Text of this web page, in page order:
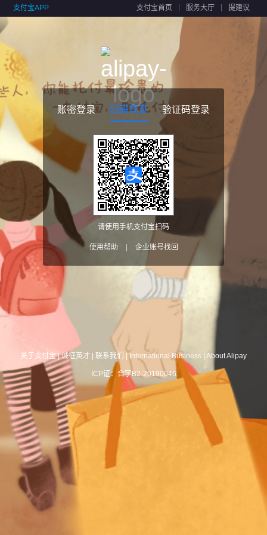
支付宝APP 支付宝首页 服务大厅 提建议
账密登录 扫码登录 验证码登录
请使用手机支付宝扫码
使用帮助 企业账号找回
关于支付宝|诚征英才 联系我们 International Business About Alipay
ICP证：合字B2-20190046